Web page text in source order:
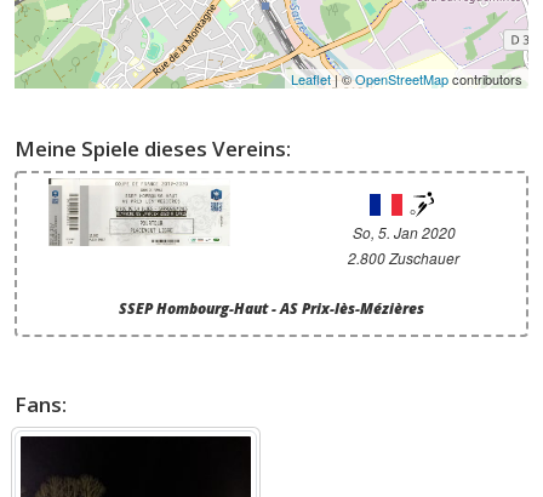
Leaflet| ©OpenStreetMapcontributors
Meine Spiele dieses Vereins:
So, 5. Jan 2020
2.800 Zuschauer
SSEP Hombourg-Haut - AS Prix-lès-Mézières
Fans: